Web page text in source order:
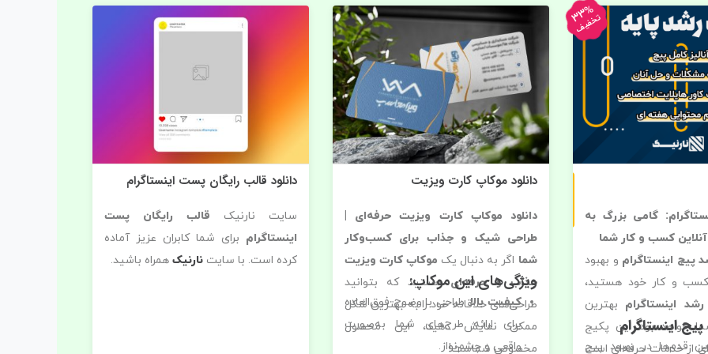
33%
تخفیف
گامی بزرگ به
کسب و کار شما
پیج اینستاگرام و بهبود
و کار خود هستید،
اینستاگرام بهترین
خواهد بود. این پکیج
از خدمات حرفه‌ای است
پیج اینستاگرام
قدم‌ها در بهبود پیج
دانلود موکاپ کارت ویزیت
دانلود موکاپ کارت ویزیت حرفه‌ای |
طراحی شیک و جذاب برای کسب‌وکار
شما
موکاپ کارت ویزیت
جذاب و حرفه‌ایهستید که بتوانید
طراحی‌های خلاقانه خود را به بهترین شکل
ممکن نمایش دهید، این محصول
مخصوص شماست!
ویژگی‌های این موکاپ:
کیفیت بالا: طراحی با وضوح فوق‌العاده
برای ارائه طرح‌های شما به‌صورت
واقعی و چشم‌نواز.
دانلود قالب رایگان پست اینستاگرام
سایت نارنیک قالب رایگان پست
اینستاگرام برای شما کابران عزیز آماده
کرده است. با سایت نارنیک همراه باشید.